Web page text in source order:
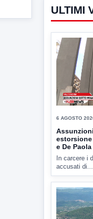
ULTIMI
6 AGOSTO
estorsione